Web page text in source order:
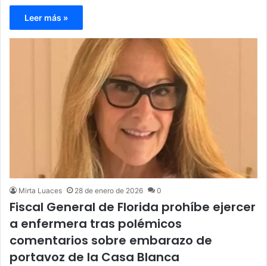
Leer más »
Mirta Luaces 28 de enero de 2026 0
Fiscal General de Florida prohíbe ejercer
a enfermera tras polémicos
comentarios sobre embarazo de
portavoz de la Casa Blanca